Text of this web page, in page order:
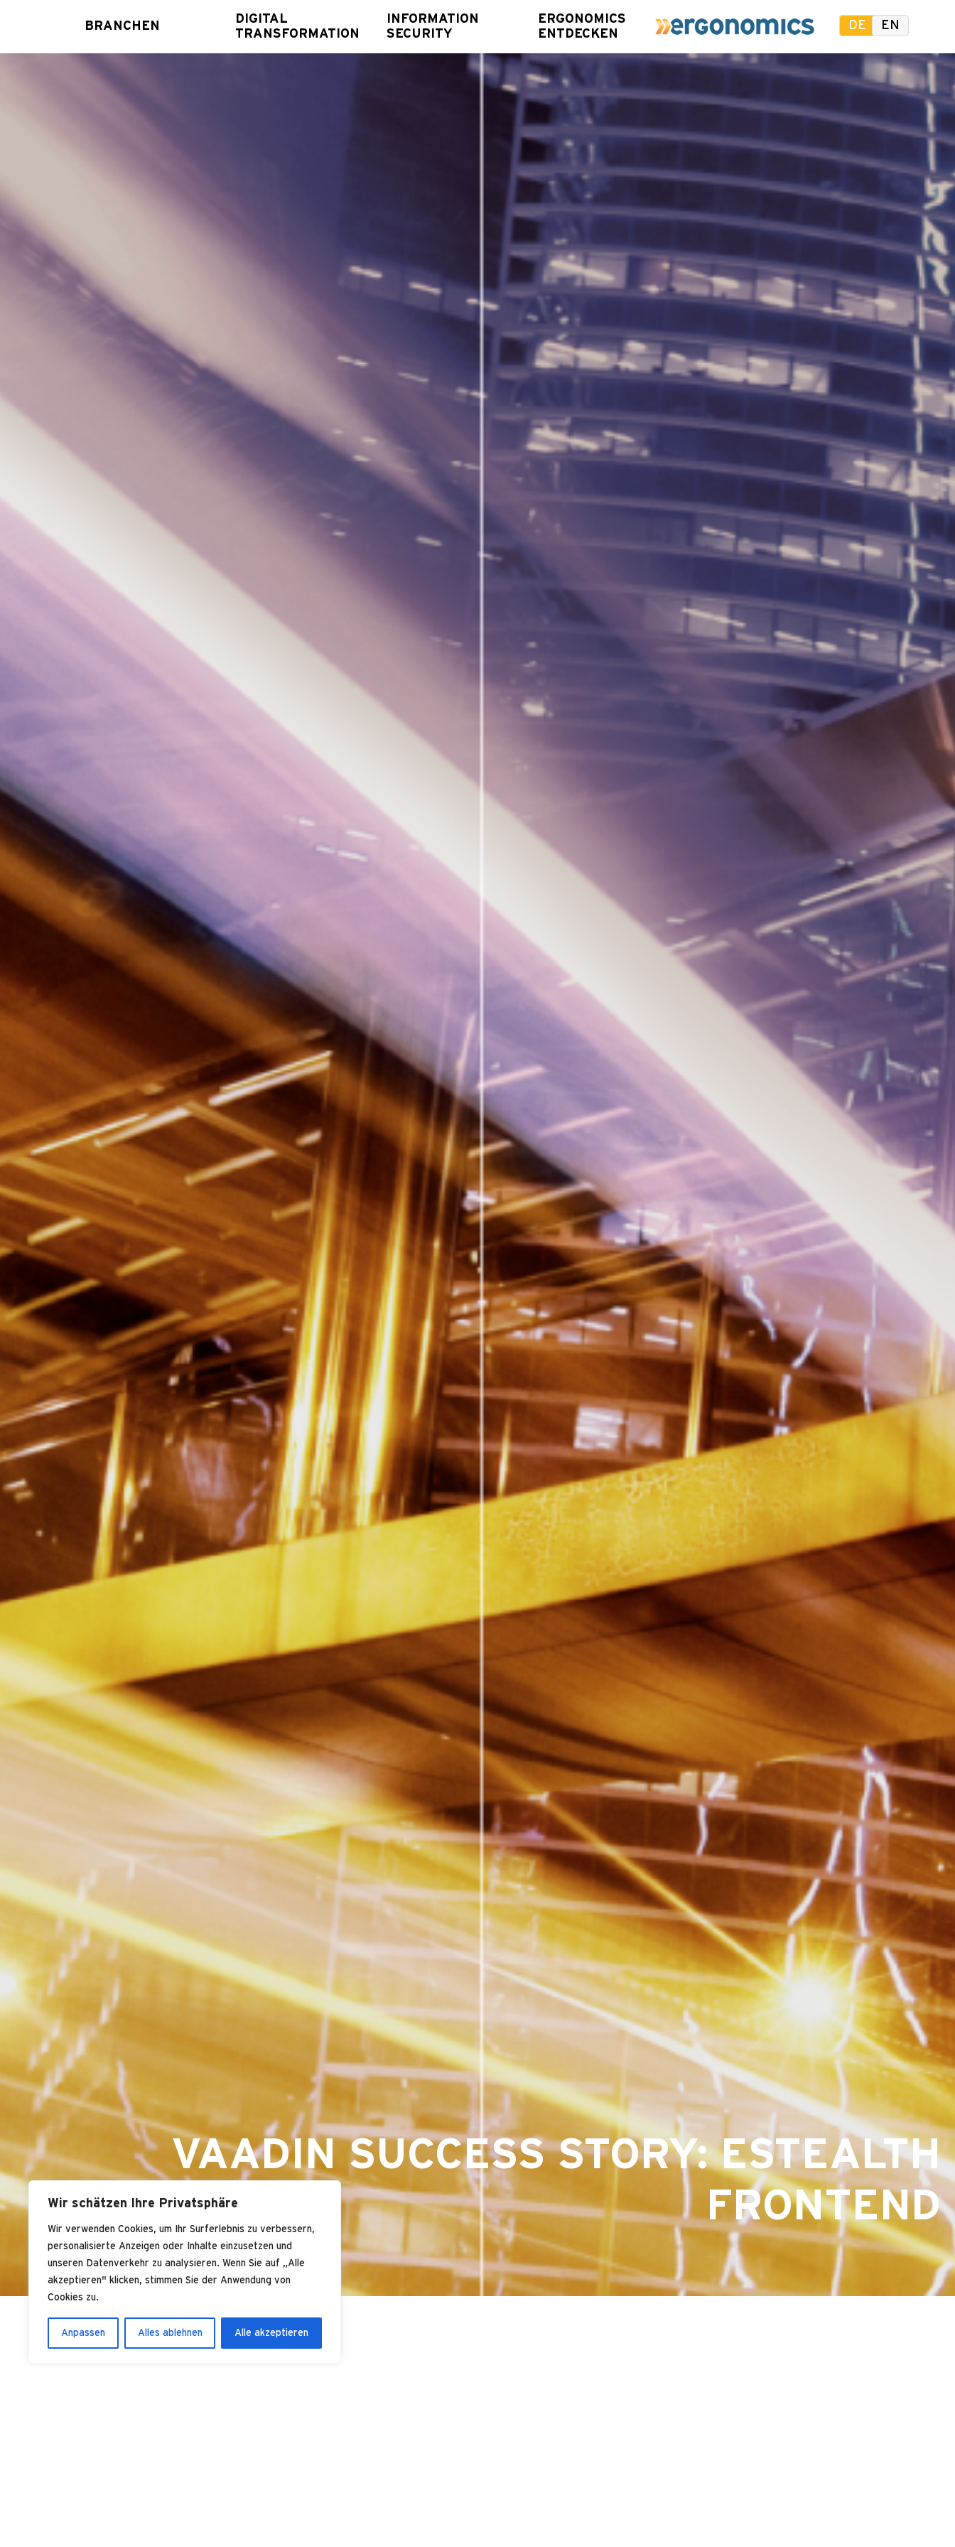
Wir schätzen Ihre Privatsphäre
Wir verwenden Cookies, um Ihr Surferlebnis zu verbessern,
personalisierte Anzeigen oder Inhalte einzusetzen und
unseren Datenverkehr zu analysieren. Wenn Sie auf „Alle
akzeptieren" klicken, stimmen Sie der Anwendung von
Cookies zu.
Anpassen Alles ablehnen Alle akzeptieren
DE EN
BRANCHEN
DIGITAL
TRANSFORMATION
INFORMATION
SECURITY
ERGONOMICS
ENTDECKEN
VAADIN SUCCESS STORY: ESTEALTH
FRONTEND